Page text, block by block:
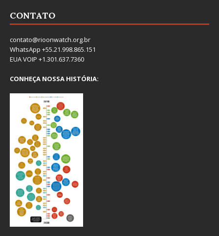
CONTATO
contato@rioonwatch.org.br
WhatsApp +55.21.998.865.151
EUA VOIP +1.301.637.7360
CONHEÇA NOSSA HISTÓRIA: